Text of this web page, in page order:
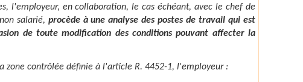
l'employeur, en collaboration, le cas échéant, avec le chef de
salarié, procède à une analyse des postes de travail qui est
de toute modification des conditions pouvant affecter la
zone contrôlée définie à l'article R. 4452-1, l'employeur :